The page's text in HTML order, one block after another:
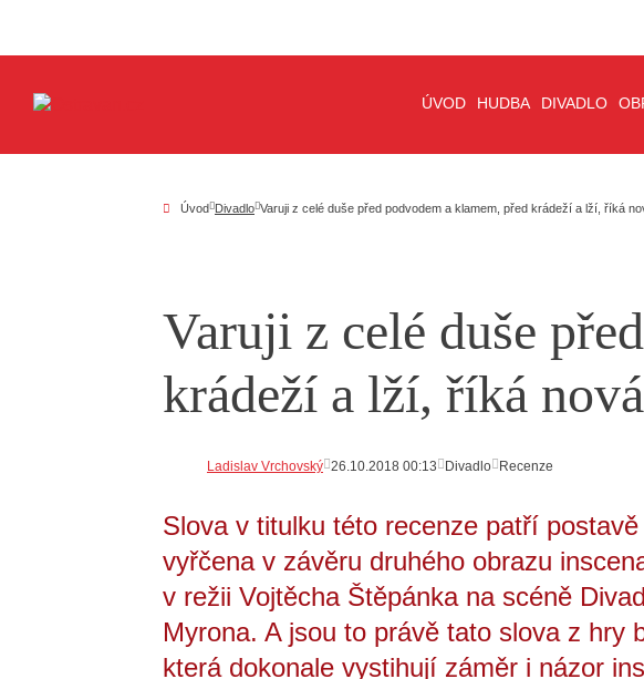
ÚVOD HUDBA DIVADLO
Úvod Divadlo Varuji z celé duše před podvodem a klamem, před krádeží a lží, říká
Varuji z celé duše
krádeží a lží, říká
Ladislav Vrchovský 26.10.2018 00:13 Divadlo Recenze
Slova v titulku této recenze patří
vyřčena v závěru druhého obrazu
v režii Vojtěcha Štěpánka na scéně
Myrona. A jsou to právě tato slova z hry
která dokonale vystihují záměr i názor